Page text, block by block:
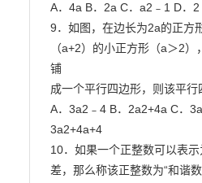
A．4a B．2a C．a2﹣1 D．2
9．如图，在边长为2a的正方
（a+2）的小正方形（a＞2
铺
成一个平行四边形，则该平行
A．3a2﹣4 B．2a2+4a C．
3a2+4a+4
10．如果一个正整数可以表
差，那么称该正整数为“和谐